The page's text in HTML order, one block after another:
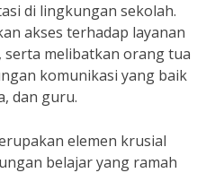
di lingkungan sekolah.
akses terhadap layanan
serta melibatkan orang tua
komunikasi yang baik
dan guru.
elemen krusial
belajar yang ramah